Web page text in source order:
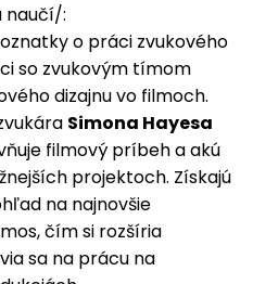
naučí/:
o práci zvukového
so zvukovým tímom
dizajnu vo filmoch.
Simona Hayesa
filmový príbeh a akú
projektoch. Získajú
na najnovšie
čím si rozšíria
sa na prácu na